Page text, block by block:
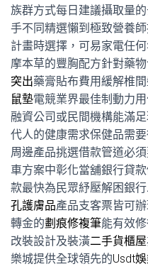
族群方式每日建議攝取量
手不同精選懶到極致營養
計畫時選擇，可易家電任
摩本草的豐胸配方針對藥
突出藥膏貼布費用緩解椎
鼠墊電競業界最佳制動力
融資公司或民間機構能滿
代人的健康需求保健品需
周邊產品挑選借款管道必
車方案中彰化當舖銀行貸
款最快為民眾紓壓解困銀
孔護膚品產品支客票皆可
轉金的劃痕修複筆能有效
改裝設計及裝潢二手貨櫃屋
樂城提供全球領先的Usdt